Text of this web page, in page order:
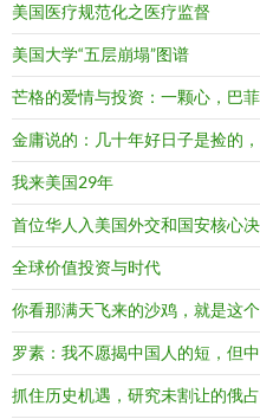
美国医疗规范化之医疗监督
美国大学“五层崩塌”图谱
芒格的爱情与投资：一颗心，巴
金庸说的：几十年好日子是捡的
我来美国29年
首位华人入美国外交和国安核心
全球价值投资与时代
你看那满天飞来的沙鸡，就是这
罗素：我不愿揭中国人的短，但
抓住历史机遇，研究未割让的俄